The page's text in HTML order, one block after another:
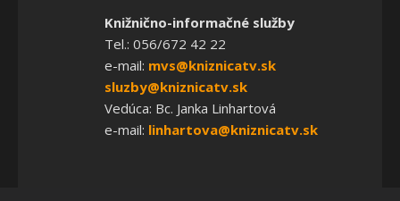
Knižnično-informačné služby
Tel.: 056/672 42 22
e-mail: mvs@kniznicatv.sk
sluzby@kniznicatv.sk
Vedúca: Bc. Janka Linhartová
e-mail: linhartova@kniznicatv.sk